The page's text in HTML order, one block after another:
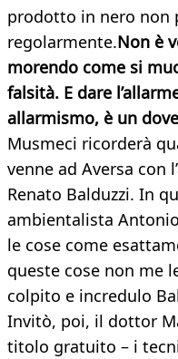
prodotto in nero non
regolarmente.Non è
morendo come si
falsità. E dare
allarmismo, è un
Musmeci ricorderà
venne ad Aversa con
Renato Balduzzi. In
ambientalista
le cose come
queste cose non me
colpito e incredulo
Invitò, poi, il dottor
titolo gratuito – i